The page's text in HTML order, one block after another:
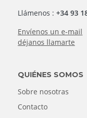
Llámenos :+34 93
Envíenos un e-mail
déjanos llamarte
QUIÉNES SOMOS
Sobre nosotras
Contacto